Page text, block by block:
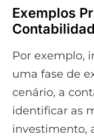
Exemplos
Por exemplo,
uma fase de
cenário, a
identificar as
investimento,